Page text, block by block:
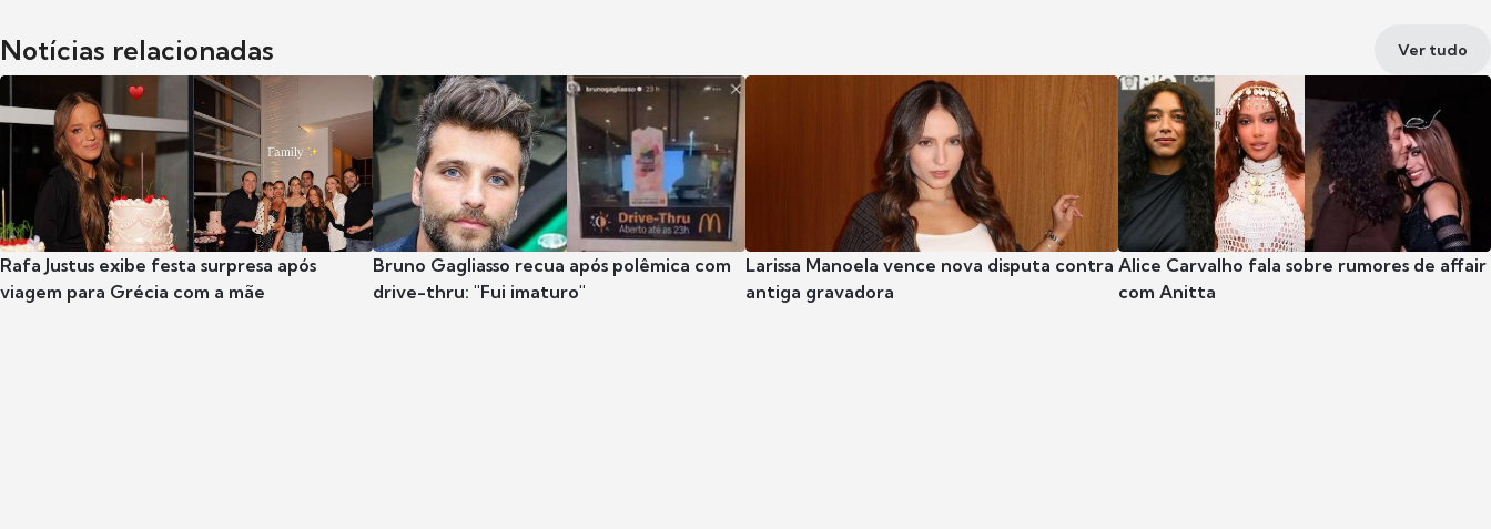
Notícias relacionadas Ver tudo
Rafa Justus exibe festa surpresa após
viagem para Grécia com a mãe
Bruno Gagliasso recua após polêmica com
drive-thru: "Fui imaturo"
Larissa Manoela vence nova disputa contra
antiga gravadora
Alice Carvalho fala sobre rumores de affair
com Anitta